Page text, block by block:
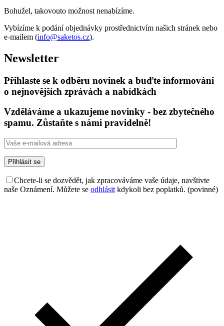
Bohužel, takovouto možnost nenabízíme.
Vybízíme k podání objednávky prostřednictvím našich stránek nebo
e-mailem (info@saketos.cz).
Newsletter
Přihlaste se k odběru novinek a buďte informováni
o nejnovějších zprávách a nabídkách
Vzděláváme a ukazujeme novinky - bez zbytečného
spamu. Zůstaňte s námi pravidelně!
Chcete-li se dozvědět, jak zpracováváme vaše údaje, navštivte
naše Oznámení. Můžete se odhlásit kdykoli bez poplatků. (povinné)